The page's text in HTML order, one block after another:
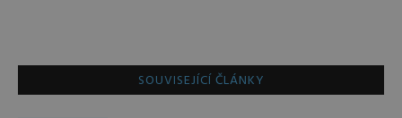
SOUVISEJÍCÍ ČLÁNKY